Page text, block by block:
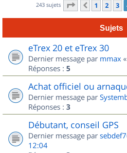
243 sujets Page 4sur
Précédent
1 2 3
Sujets
eTrex 20 et eTrex 30
Dernier message par mmax «
Réponses : 5
Achat officiel ou
Dernier message par
Réponses : 3
Débutant, conseil GPS
Dernier message par
12:04